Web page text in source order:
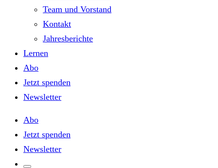
Team und Vorstand
Kontakt
Jahresberichte
Lernen
Abo
Jetzt spenden
Newsletter
Abo
Jetzt spenden
Newsletter